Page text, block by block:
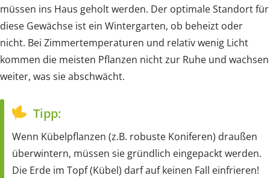
müssen ins Haus geholt werden. Der optimale Standort für
diese Gewächse ist ein Wintergarten, ob beheizt oder
nicht. Bei Zimmertemperaturen und relativ wenig Licht
kommen die meisten Pflanzen nicht zur Ruhe und wachsen
weiter, was sie abschwächt.
Tipp:
Wenn Kübelpflanzen (z.B. robuste Koniferen) draußen
überwintern, müssen sie gründlich eingepackt werden.
Die Erde im Topf (Kübel) darf auf keinen Fall einfrieren!